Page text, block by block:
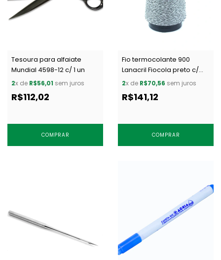
Tesoura para alfaiate
Mundial 4598-12 c/ 1 un
2x de R$56,01 sem juros
R$112,02
COMPRAR
Fio termocolante 900
Lanacril Fiocola preto c/
500 m
2x de R$70,56 sem juros
R$141,12
COMPRAR